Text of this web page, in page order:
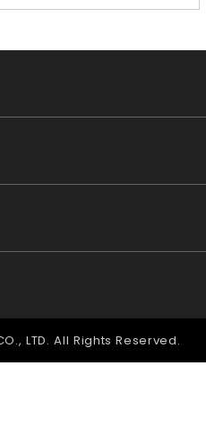
LTD. All Rights Reserved.